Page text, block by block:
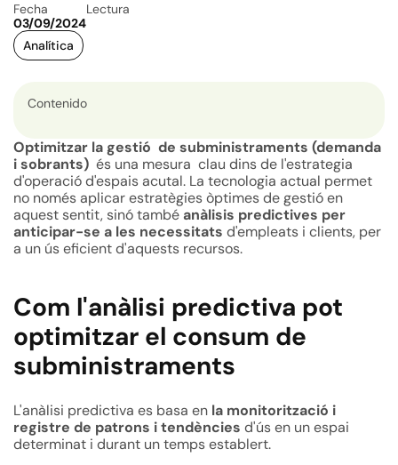
Fecha
03/09/2024
Lectura
Analítica
Contenido
Optimitzar la gestió de subministraments (demanda
i sobrants) és una mesura clau dins de l'estrategia
d'operació d'espais acutal. La tecnologia actual permet
no només aplicar estratègies òptimes de gestió en
aquest sentit, sinó també anàlisis predictives per
anticipar-se a les necessitats d'empleats i clients, per
a un ús eficient d'aquests recursos.
Com l'anàlisi predictiva pot
optimitzar el consum de
subministraments
L'anàlisi predictiva es basa en la monitorització i
registre de patrons i tendències d'ús en un espai
determinat i durant un temps establert.